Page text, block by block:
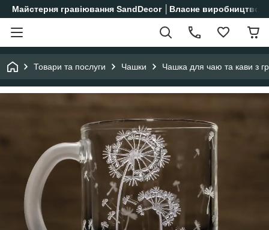
Майстерня гравіювання SandDecor │Власне виробництво│
Товари та послуги Чашки Чашка для чаю та кави з